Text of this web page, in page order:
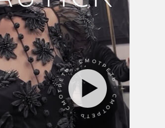
СМОТРЕТЬ · СМОТРЕТЬ · СМОТРЕТЬ ·